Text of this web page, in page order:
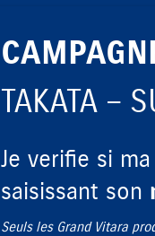
TAKATA –
Je verifie si
saisissant son
Seuls les Grand Vitara